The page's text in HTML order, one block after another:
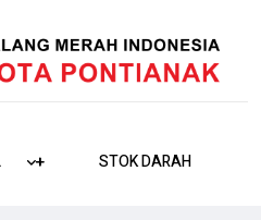
+
+ STOK DARAH